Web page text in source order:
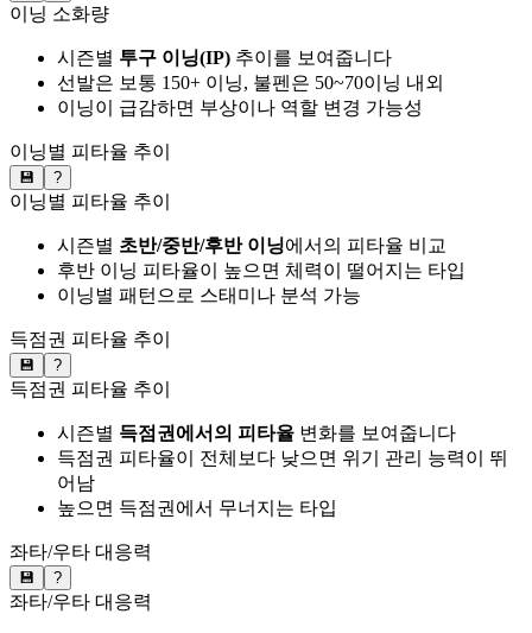
이닝 소화량
시즌별 투구 이닝(IP) 추이를 보여줍니다
선발은 보통 150+ 이닝, 불펜은 50~70이닝 내외
이닝이 급감하면 부상이나 역할 변경 가능성
이닝별 피타율 추이
💾 ?
이닝별 피타율 추이
시즌별 초반/중반/후반 이닝에서의 피타율 비교
후반 이닝 피타율이 높으면 체력이 떨어지는 타입
이닝별 패턴으로 스태미나 분석 가능
득점권 피타율 추이
💾 ?
득점권 피타율 추이
시즌별 득점권에서의 피타율 변화를 보여줍니다
득점권 피타율이 전체보다 낮으면 위기 관리 능력이 뛰
어남
높으면 득점권에서 무너지는 타입
좌타/우타 대응력
💾 ?
좌타/우타 대응력